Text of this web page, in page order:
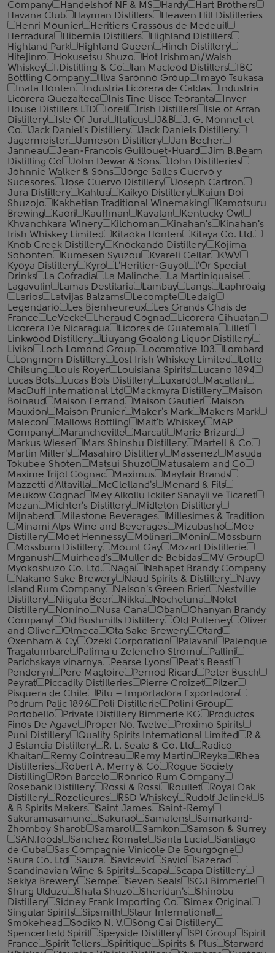
Company
Handelshof NF & MS Hardy
Hart Brothers
Havana Club
Hayman Distillers
Heaven Hill Distilleries
Henri Mounier
Heritiers Crassous de Medeuil
Herradura
Hibernia Distillers
Highland Distillers
Highland Park
Highland Queen
Hinch Distillery
Hitejinro
Hokusetsu Shuzo
Hot Irishman/Walsh
Whiskey
I.Distilling & Co Ian Macleod Distillers
IBC
Bottling Company
Illva Saronno Group
Imayo Tsukasa
Inata Honten
Industria Licorera de Caldas
Industria
Licorera Quezalteca
Inis Tine Uisce Teoranta
Inver
House Distillers LTD
Ioreli Irish Distillers
Isle of Arran
Distillery
Isle Of Jura Italicus J&B
J. G. Monnet et
Co
Jack Daniel's Distillery
Jack Daniels Distillery
Jagermeister
Jameson Distillery
Jan Becher
Janneau
Jean-Francois Guillouet-Huard
Jim B.Beam
Distilling Co
John Dewar & Sons
John Distilleries
Johnnie Walker & Sons
Jorge Salles Cuervo y
Sucesores
Jose Cuervo Distillery
Joseph Cartron
Jura Distillery
Kahlua Kaikyo Distillery
Kaiun Doi
Shuzojo
Kakhetian Traditional Winemaking
Kamotsuru
Brewing
Kaori Kauffman Kavalan
Kentucky Owl
Khvanchkara Winery
Kilchoman Kinahan's
Kinahan's
Irish Whiskey Limited
Kitaoka Honten
Kitaya Co. Ltd.
Knob Creek Distillery
Knockando Distillery
Kojima
Sohonten
Kumesen Syuzou Kvareli Cellar
KWV
Kyoya Distillery
Kyro L'Heritier-Guyot
l'Or Special
Drinks
La Cofradia La Malinche
La Martiniquaise
Lagavulin
Lamas Destilaria Lambay Langs
Laphroaig
Larios
Latvijas Balzams Lecompte
Ledaig
Legendario
Les Bienheureux
Les Grands Chais de
France
LeVecke Lheraud Cognac
Licorera Cihuatan
Licorera De Nicaragua
Licores de Guatemala
Lillet
Linkwood Distillery
Liuyang Goalong Liquor Distillery
Liviko
Loch Lomond Group Locomotive 103
Lombard
Longmorn Distillery
Lost Irish Whiskey Limited
Lotte
Chilsung
Louis Royer Louisiana Spirits
Lucano 1894
Lucas Bols
Lucas Bols Distillery Luxardo
Macallan
MacDuff International Ltd
Mackmyra Distillery
Maison
Boinaud
Maison Ferrand Maison Gautier
Maison
Mauxion
Maison Prunier Maker's Mark
Makers Mark
Malecon
Mallows Bottling Malt'b Whiskey
MAP
Company
Marancheville Marcati
Marie Brizard
Markus Wieser
Mars Shinshu Distillery
Martell & Co
Martin Miller's
Masahiro Distillery Massenez
Masuda
Tokubee Shoten
Matsui Shuzo
Matusalem and Co
Maxime Trijol Cognac
Maximus
Mayfair Brands
Mazzetti d'Altavilla
McClelland's
Menard & Fils
Meukow Cognac
Mey Alkollu Ickiler Sanayii ve Ticaret
Mezan
Michter's Distillery
Midleton Distillery
Mijnaberd
Milestone Beverages
Millesimes & Tradition
Minami Alps Wine and Beverages
Mizubasho
Moe
Distillery
Moet Hennessy Molinari Monin
Mossburn
Mossburn Distillery
Mount Gay
Mozart Distillerie
Mrganush
Muirhead's Muller de Bebidas
MV Group
Myokoshuzo Co. Ltd.
Nagai
Nahapet Brandy Company
Nakano Sake Brewery
Naud Spirits & Distillery
Navy
Island Rum Company
Nelson's Green Brier
Nestville
Distillery
Niigata Beer Nikka Nocheluna
Nolet
Distillery
Nonino Nusa Cana Oban
Ohanyan Brandy
Company
Old Bushmills Distillery Old Pulteney
Oliver
and Oliver
Olmeca Ota Sake Brewery
Otard
Oxenham & Cy
Ozeki Corporation Palavani
Palenque
Tragalumbare
Palirna u Zeleneho Stromu
Pallini
Parichskaya vinarnya
Pearse Lyons
Peat's Beast
Penderyn
Pere Magloire Pernod Ricard
Peter Busch
Peyrat
Piccadily Distilleries Pierre Croizet
Pilzer
Pisquera de Chile
Pitu – Importadora Exportadora
Podrum Palic 1896
Poli Distillerie
Polini Group
Portobello
Private Distillery Bimmerle KG
Productos
Finos De Agave
Proper No. Twelve
Proximo Spirits
Puni Distillery
Quality Spirits International Limited
R &
J Estancia Distillery
R. L. Seale & Co. Ltd
Radico
Khaitan
Remy Cointreau Remy Martin Reyka
Rhea
Distilleries
Robert A. Merry & Co
Rogue Society
Distilling
Ron Barcelo
Ronrico Rum Company
Rosebank Distillery
Rossi & Rossi Roullet
Royal Oak
Distillery
Rozelieures RSD Whiskey Rudolf Jelinek
S
& B Spirits Makers
Saint James
Saint-Remy
Sakuramasamune
Sakurao Samalens
Samarkand-
Zhomboy Sharob
Samaroli Samkon
Samson & Surrey
SAN.foods
Sanchez Romate Santa Lucia
Santiago
de Cuba
Sas Compagnie Vinicole De Bourgogne
Saura Co. Ltd
Sauza Savicevic Savio
Sazerac
Scandinavian Wine & Spirits
Scapa
Scapa Distillery
Sekiya Brewery
Sempe Seven Seals
SGJ Bimmerle
Sharg Ulduzu
Shata Shuzo Sheridan's
Shinobu
Distillery
Sidney Frank Importing Co
Simex Original
Singular Spirits
Sipsmith
Slaur International
Smokehead
Sodiko N. V.
Song Cai Distillery
Spencerfield Spirit
Speyside Distillery SPI Group
Spirit
France
Spirit Tellers Spiritique Spirits & Plus
Starward